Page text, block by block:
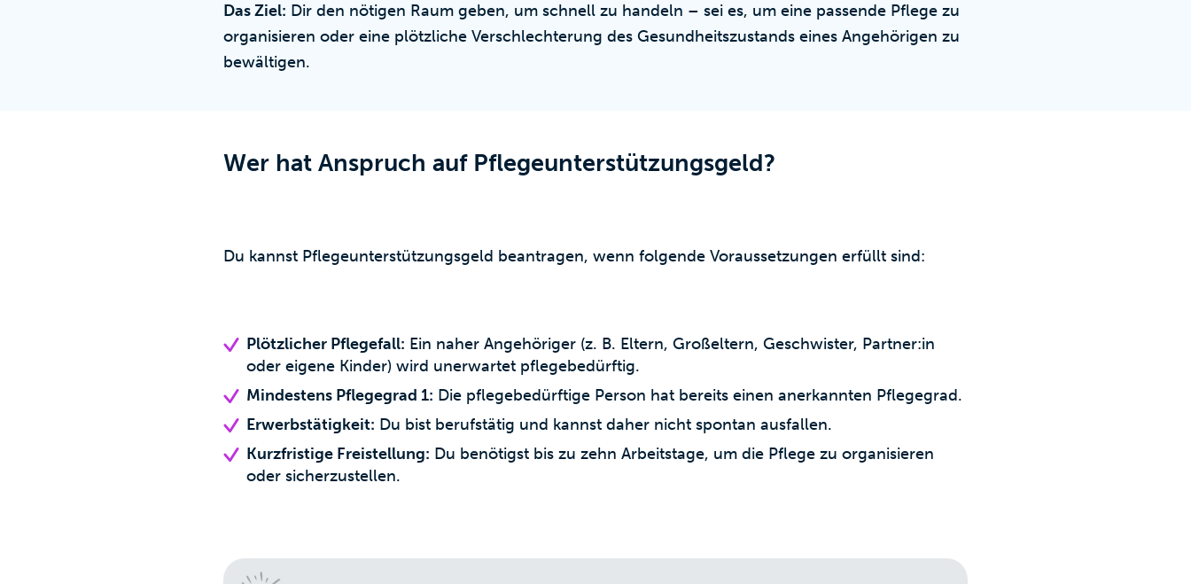
Das Ziel: Dir den nötigen Raum geben, um schnell zu handeln – sei es, um eine passende Pflege zu
organisieren oder eine plötzliche Verschlechterung des Gesundheitszustands eines Angehörigen zu
bewältigen.
Wer hat Anspruch auf Pflegeunterstützungsgeld?
Du kannst Pflegeunterstützungsgeld beantragen, wenn folgende Voraussetzungen erfüllt sind:
Plötzlicher Pflegefall: Ein naher Angehöriger (z. B. Eltern, Großeltern, Geschwister, Partner:in
oder eigene Kinder) wird unerwartet pflegebedürftig.
Mindestens Pflegegrad 1: Die pflegebedürftige Person hat bereits einen anerkannten Pflegegrad.
Erwerbstätigkeit: Du bist berufstätig und kannst daher nicht spontan ausfallen.
Kurzfristige Freistellung: Du benötigst bis zu zehn Arbeitstage, um die Pflege zu organisieren
oder sicherzustellen.